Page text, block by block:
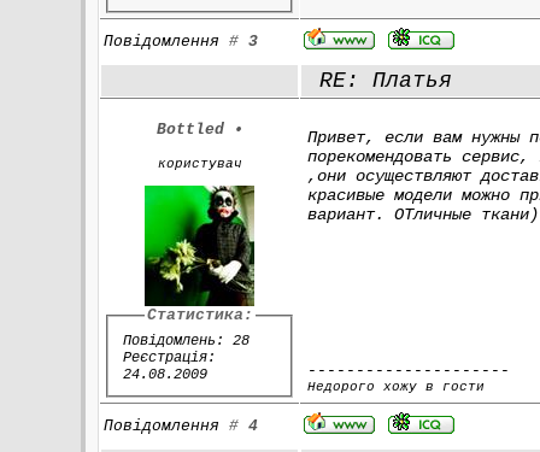
Повідомлення#3
RE: Платья
Bottled •
користувач
Статистика:
Повідомлень: 28
Реєстрація:
24.08.2009
Привет, если вам нужны
порекомендовать
,они осуществляют
красивые модели можно
вариант. ОТличные
---------------------
Недорого хожу в гости
Повідомлення#4